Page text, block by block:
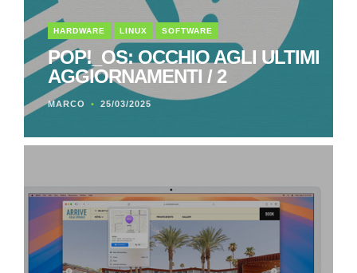
HARDWARE LINUX SOFTWARE
POP!_OS: OCCHIO AGLI ULTIMI
AGGIORNAMENTI / 2
MARCO 25/03/2025